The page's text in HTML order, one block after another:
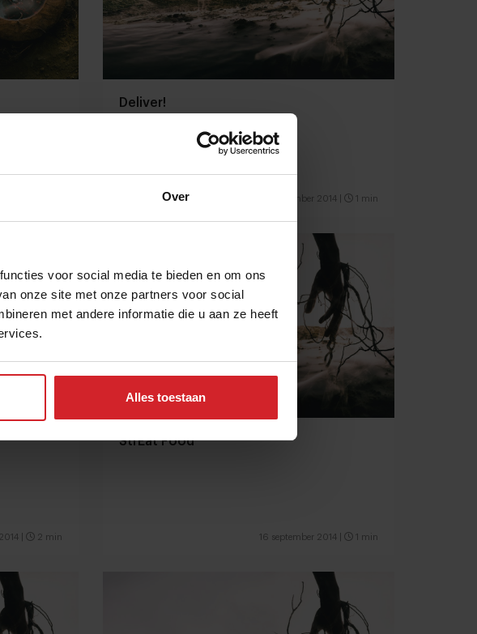
Over
voor social media te bieden en om ons
onze site met onze partners voor social
met andere informatie die u aan ze heeft
Alles toestaan
Deliver!
17 september 2014 1 min
2 min
StrEat Food
16 september 2014 1 min